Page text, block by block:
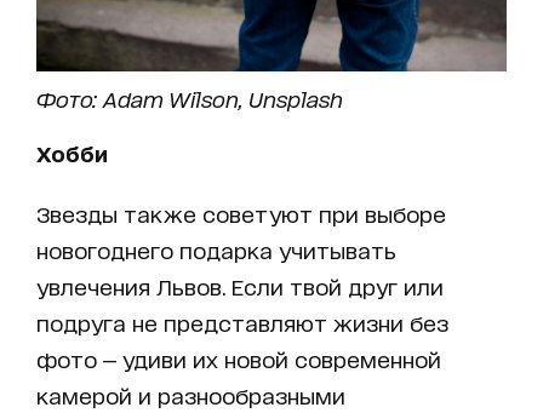
Фото: Adam Wilson, Unsplash
Хобби
Звезды также советуют при выборе
новогоднего подарка учитывать
увлечения Львов. Если твой друг или
подруга не представляют жизни без
фото — удиви их новой современной
камерой и разнообразными